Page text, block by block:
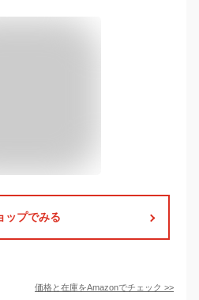
ップでみる
価格と在庫をAmazonでチェック >>